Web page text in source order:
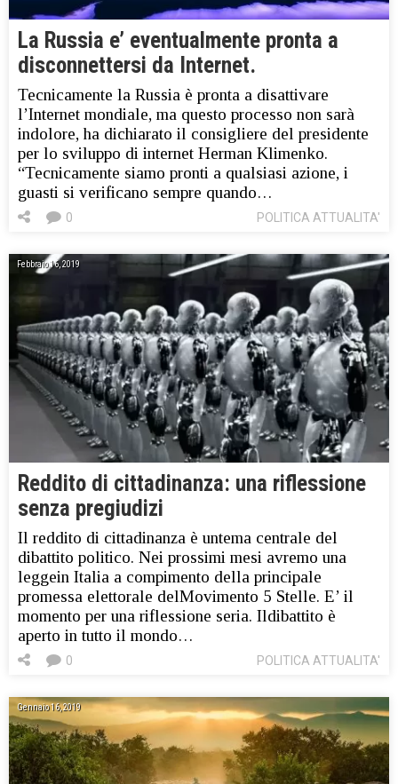
La Russia e’ eventualmente pronta a
disconnettersi da Internet.
Tecnicamente la Russia è pronta a disattivare
l’Internet mondiale, ma questo processo non sarà
indolore, ha dichiarato il consigliere del presidente
per lo sviluppo di internet Herman Klimenko.
“Tecnicamente siamo pronti a qualsiasi azione, i
guasti si verificano sempre quando…
POLITICA ATTUALITA'
0
Febbraio 16, 2019
Reddito di cittadinanza: una riflessione
senza pregiudizi
Il reddito di cittadinanza è untema centrale del
dibattito politico. Nei prossimi mesi avremo una
leggein Italia a compimento della principale
promessa elettorale delMovimento 5 Stelle. E’ il
momento per una riflessione seria. Ildibattito è
aperto in tutto il mondo…
POLITICA ATTUALITA'
0
Gennaio 16, 2019